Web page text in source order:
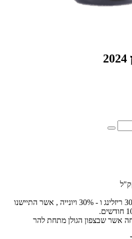
המורכב מ - 40% שרדונה , 30% ריזלינג ו - 30% ויונייה , אשר התיישנו
אשר שבצפון הגולן מתחת להר